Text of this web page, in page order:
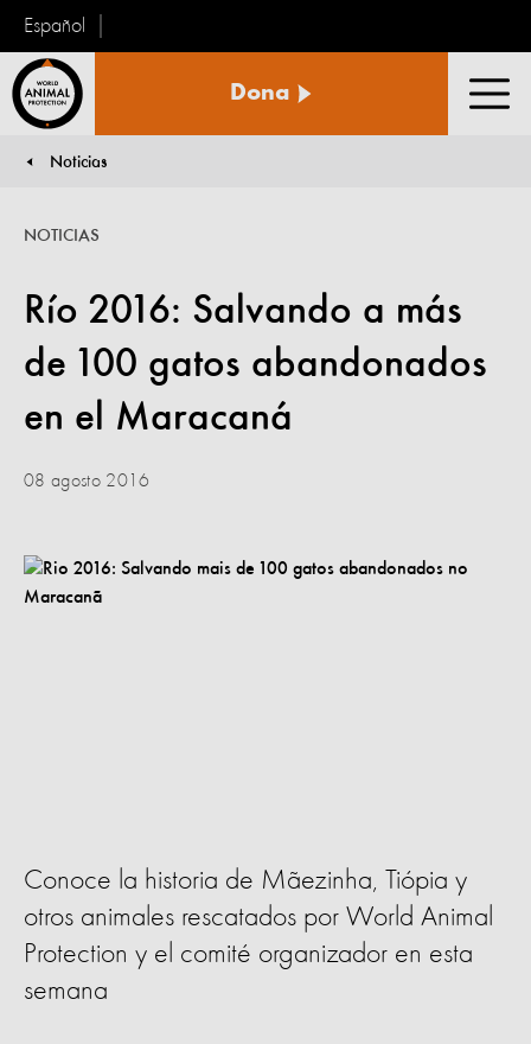
Español
Animal
Dona
Noticias
Río 2016: Salvando a más
de 100 gatos abandonados
en el Maracaná
NOTICIAS
08 agosto 2016
Conoce la historia de Mãezinha, Tiópia y
otros animales rescatados por World Animal
Protection y el comité organizador en esta
semana